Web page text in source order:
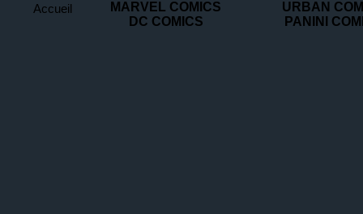
Accueil
MARVEL COMICS
DC COMICS
URBAN
PANINI